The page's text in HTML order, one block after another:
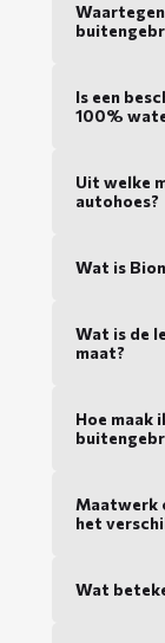
Is een
100%
Uit welke
autohoes?
Wat is
Wat is de
maat?
Hoe maak
Maatwerk
het
Wat